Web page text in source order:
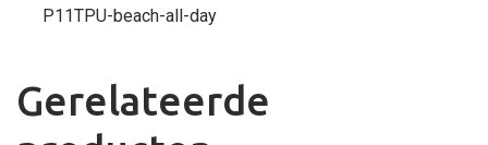
P11TPU-beach-all-day
Gerelateerde